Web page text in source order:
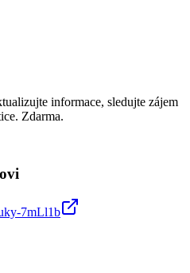
informace, sledujte zájem
Zdarma.
7mLl1b